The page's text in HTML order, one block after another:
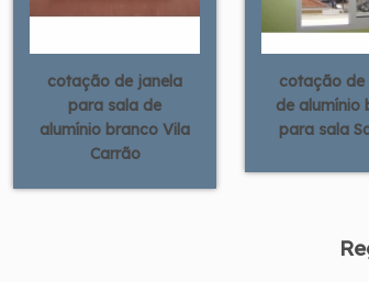
cotação de janela
para sala de
alumínio branco Vila
Carrão
cotação de
de alumínio
para sala